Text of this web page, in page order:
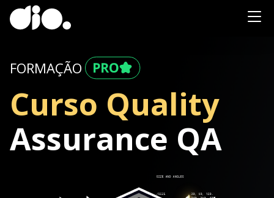
FORMAÇÃO
Curso Quality
Assurance QA